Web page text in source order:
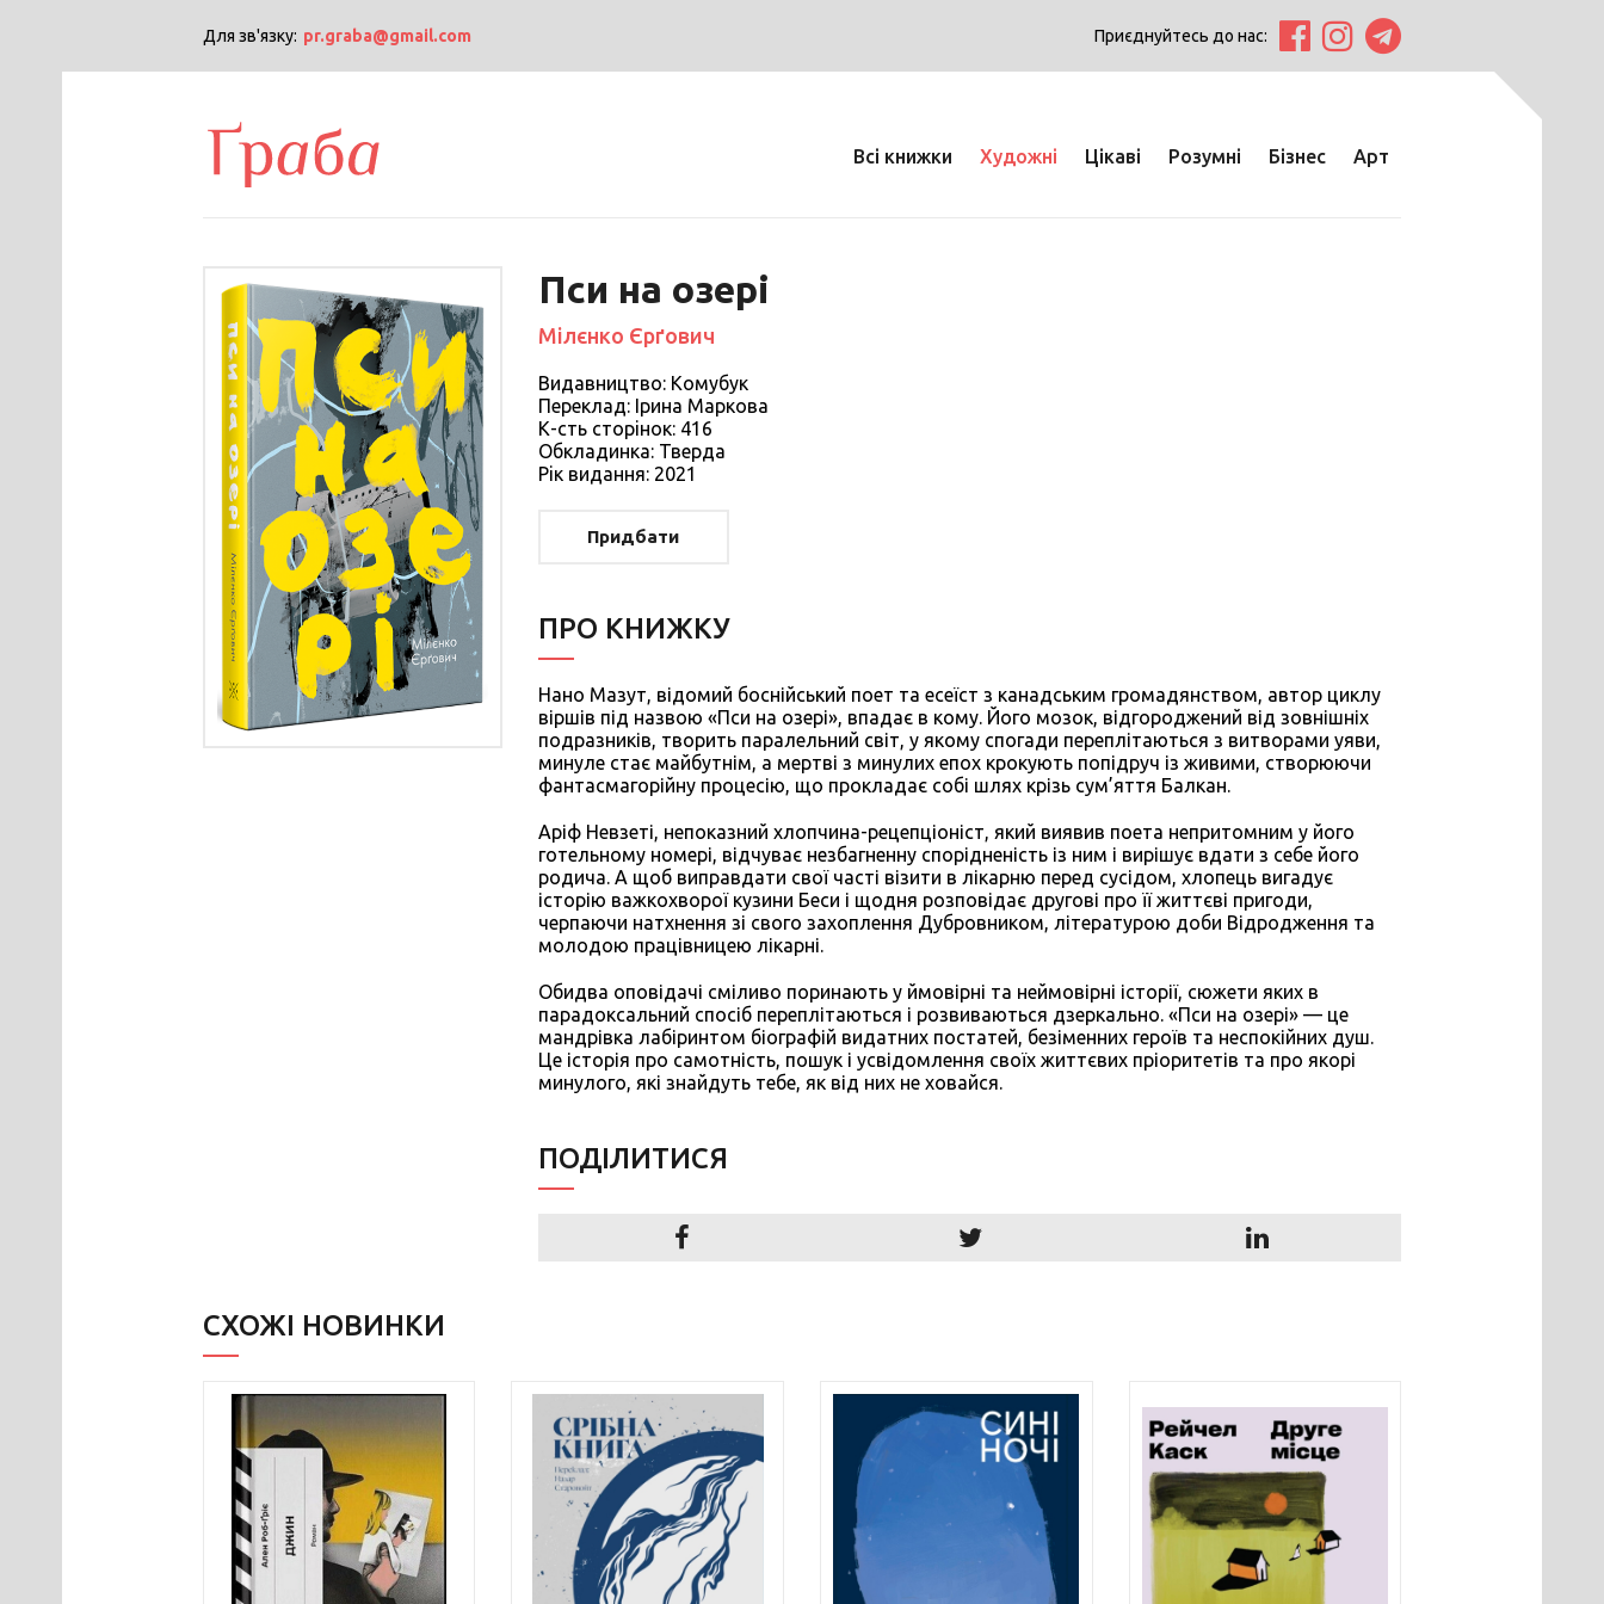
Для зв'язку: pr.graba@gmail.com Приєднуйтесь до нас:
Всі книжки Художні Цікаві Розумні Бізнес Арт
Пси на озері
Мілєнко Єрґович
Видавництво: Комубук
Переклад: Ірина Маркова
К-сть сторiнок: 416
Обкладинка: Тверда
Рiк видання: 2021
Придбати
ПРО КНИЖКУ
Нано Мазут, відомий боснійський поет та есеїст з канадським громадянством, автор циклу
віршів під назвою «Пси на озері», впадає в кому. Його мозок, відгороджений від зовнішніх
подразників, творить паралельний світ, у якому спогади переплітаються з витворами уяви,
минуле стає майбутнім, а мертві з минулих епох крокують попідруч із живими, створюючи
фантасмагорійну процесію, що прокладає собі шлях крізь сум’яття Балкан.
Аріф Невзеті, непоказний хлопчина-рецепціоніст, який виявив поета непритомним у його
готельному номері, відчуває незбагненну спорідненість із ним і вирішує вдати з себе його
родича. А щоб виправдати свої часті візити в лікарню перед сусідом, хлопець вигадує
історію важкохворої кузини Беси і щодня розповідає другові про її життєві пригоди,
черпаючи натхнення зі свого захоплення Дубровником, літературою доби Відродження та
молодою працівницею лікарні.
Обидва оповідачі сміливо поринають у ймовірні та неймовірні історії, сюжети яких в
парадоксальний спосіб переплітаються і розвиваються дзеркально. «Пси на озері» — це
мандрівка лабіринтом біографій видатних постатей, безіменних героїв та неспокійних душ.
Це історія про самотність, пошук і усвідомлення своїх життєвих пріоритетів та про якорі
минулого, які знайдуть тебе, як від них не ховайся.
ПОДIЛИТИСЯ
СХОЖІ НОВИНКИ